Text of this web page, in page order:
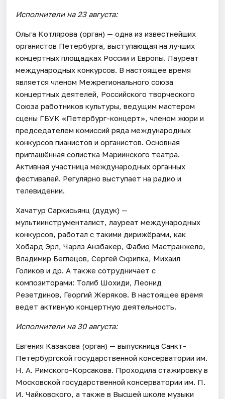
Исполнители на 23 августа:
Ольга Котлярова (орган) — одна из известнейших
органистов Петербурга, выступающая на лучших
концертных площадках России и Европы. Лауреат
международных конкурсов. В настоящее время
является членом Межрегионального союза
концертных деятелей, Российского творческого
Союза работников культуры, ведущим мастером
сцены ГБУК «Петербург-концерт», членом жюри и
председателем комиссий ряда международных
конкурсов пианистов и органистов. Основная
приглашённая солистка Мариинского театра.
Активная участница международных органных
фестивалей. Регулярно выступает на радио и
телевидении.
Хачатур Саркисьянц (дудук) —
мультиинструменталист, лауреат международных
конкурсов, работал с такими дирижёрами, как
Хобард Эрл, Чарлз Анзбакер, Фабио Мастранжело,
Владимир Беглецов, Сергей Скрипка, Михаил
Голиков и др. А также сотрудничает с
композиторами: Толиб Шохиди, Леонид
Резетдинов, Георгий Жеряков. В настоящее время
ведет активную концертную деятельность.
Исполнители на 30 августа:
Евгения Казакова (орган) — выпускница Санкт-
Петербургской государственной консерватории им.
Н. А. Римского-Корсакова. Проходила стажировку в
Московской государственной консерватории им. П.
И. Чайковского, а также в Высшей школе музыки